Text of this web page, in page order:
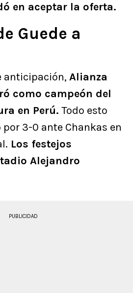
en aceptar la oferta.
Guede a
anticipación, Alianza
como campeón del
en Perú. Todo esto
3-0 ante Chankas en
Los festejos
Alejandro
PUBLICIDAD